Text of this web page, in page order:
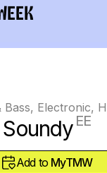
Bass, Electronic,
Soundy EE
Add to MyTMW